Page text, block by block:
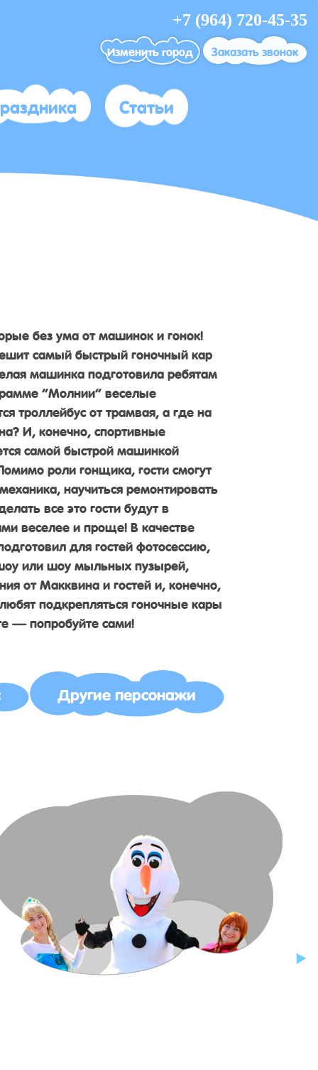
+7 (964) 720-45-35
Изменить город Заказать звонок
Статьи
без ума от машинок и гонок!
самый быстрый гоночный кар
машинка подготовила ребятам
“Молнии” веселые
троллейбус от трамвая, а где на
И, конечно, спортивные
самой быстрой машинкой
роли гонщика, гости смогут
научиться ремонтировать
все это гости будут в
веселее и проще! В качестве
для гостей фотосессию,
или шоу мыльных пузырей,
от Макквина и гостей и, конечно,
подкрепляться гоночные кары
— попробуйте сами!
Другие персонажи